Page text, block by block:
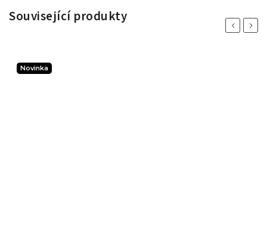
Související produkty
Previous
Novinka
Next